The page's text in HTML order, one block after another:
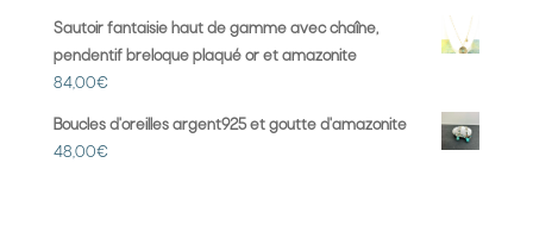
Sautoir fantaisie haut de gamme avec chaîne,
pendentif breloque plaqué or et amazonite
84,00€
Boucles d'oreilles argent925 et goutte d'amazonite
48,00€